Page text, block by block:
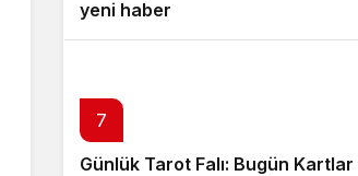
yeni haber
7
Günlük Tarot Falı: Bugün Kartlar